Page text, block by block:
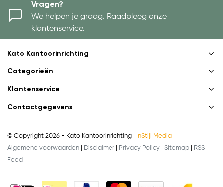
Vragen?
We helpen je graag. Raadpleeg onze
klantenservice.
Kato Kantoorinrichting
Categorieën
Klantenservice
Contactgegevens
© Copyright 2026 - Kato Kantoorinrichting |
InStijl Media
Algemene voorwaarden
Disclaimer Privacy Policy Sitemap
RSS
Feed